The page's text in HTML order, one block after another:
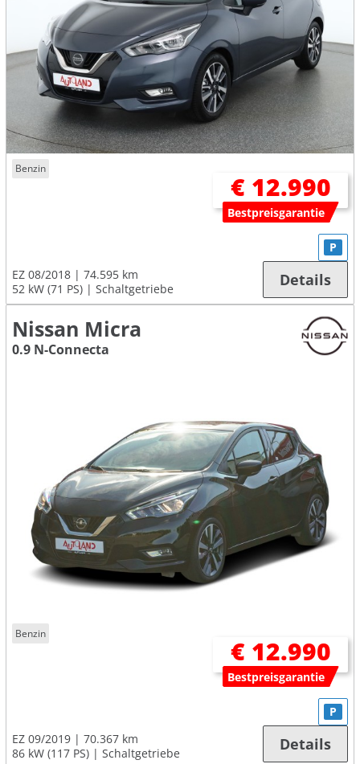
Benzin
€ 12.990
Bestpreisgarantie
EZ 08/2018
74.595 km
52 kW (71 PS)
Schaltgetriebe
P
Details
Nissan Micra
0.9 N-Connecta
Benzin
€ 12.990
Bestpreisgarantie
EZ 09/2019
70.367 km
86 kW (117 PS)
Schaltgetriebe
P
Details